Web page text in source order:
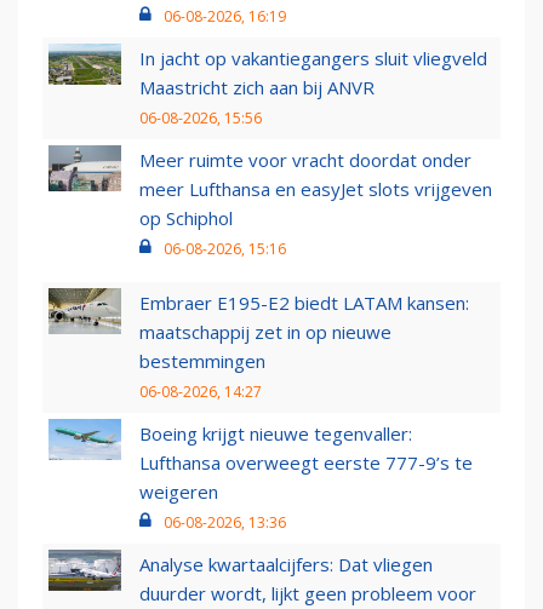
06-08-2026, 16:19
In jacht op vakantiegangers sluit vliegveld
Maastricht zich aan bij ANVR
06-08-2026, 15:56
Meer ruimte voor vracht doordat onder
meer Lufthansa en easyJet slots vrijgeven
op Schiphol
06-08-2026, 15:16
Embraer E195-E2 biedt LATAM kansen:
maatschappij zet in op nieuwe
bestemmingen
06-08-2026, 14:27
Boeing krijgt nieuwe tegenvaller:
Lufthansa overweegt eerste 777-9’s te
weigeren
06-08-2026, 13:36
Analyse kwartaalcijfers: Dat vliegen
duurder wordt, lijkt geen probleem voor